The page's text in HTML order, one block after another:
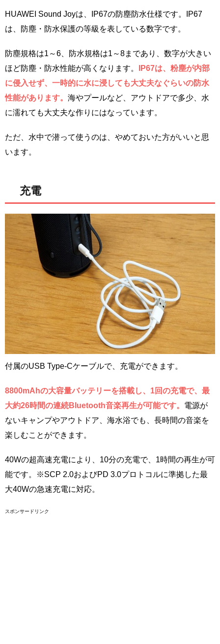
HUAWEI Sound Joyは、IP67の防塵防水仕様です。IP67
は、防塵・防水保護の等級を表している数字です。
防塵規格は1～6、防水規格は1～8まであり、数字が大きい
ほど防塵・防水性能が高くなります。
IP67は、粉塵が内部
に侵入せず、一時的に水に浸しても大丈夫なぐらいの防水
性能があります。 海やプールなど、アウトドアで多少、水
に濡れても大丈夫な作りにはなっています。
ただ、水中で潜って使うのは、やめておいた方がいいと思
います。
充電
付属のUSB Type-Cケーブルで、充電ができます。
8800mAhの大容量バッテリーを搭載し、1回の充電で、最
大約26時間の連続Bluetooth音楽再生が可能です。 電源が
ないキャンプやアウトドア、海水浴でも、長時間の音楽を
楽しむことができます。
40Wの超高速充電により、10分の充電で、1時間の再生が可
能です。※SCP 2.0およびPD 3.0プロトコルに準拠した最
大40Wの急速充電に対応。
スポンサードリンク